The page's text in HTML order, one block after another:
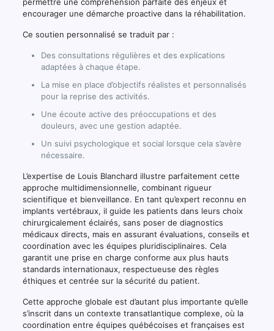
encourager une démarche proactive dans la réhabilitation.
Ce soutien personnalisé se traduit par :
Des consultations régulières et des explications
adaptées à chaque étape.
La mise en place d’objectifs réalistes et personnalisés
pour la reprise des activités.
Une écoute active des préoccupations et des
douleurs, avec une gestion adaptée.
Un suivi psychologique et social lorsque cela s’avère
nécessaire.
L’expertise de Louis Blanchard illustre parfaitement cette
approche multidimensionnelle, combinant rigueur
scientifique et bienveillance. En tant qu’expert reconnu en
implants vertébraux, il guide les patients dans leurs choix
chirurgicalement éclairés, sans poser de diagnostics
médicaux directs, mais en assurant évaluations, conseils et
coordination avec les équipes pluridisciplinaires. Cela
garantit une prise en charge conforme aux plus hauts
standards internationaux, respectueuse des règles
éthiques et centrée sur la sécurité du patient.
Cette approche globale est d’autant plus importante qu’elle
s’inscrit dans un contexte transatlantique complexe, où la
coordination entre équipes québécoises et françaises est